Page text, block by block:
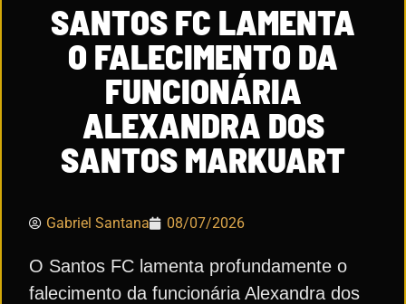
SANTOS FC LAMENTA
O FALECIMENTO DA
FUNCIONÁRIA
ALEXANDRA DOS
SANTOS MARKUART
Gabriel Santana 08/07/2026
O Santos FC lamenta profundamente o
falecimento da funcionária Alexandra dos